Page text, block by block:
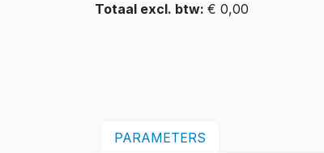
Totaal excl. btw: € 0,00
PARAMETERS